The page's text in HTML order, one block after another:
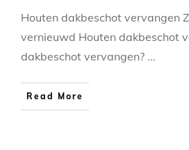
Houten dakbeschot vervangen
vernieuwd Houten dakbeschot
dakbeschot vervangen? ...
Read More